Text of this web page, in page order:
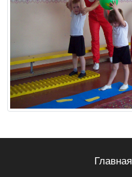
Главная